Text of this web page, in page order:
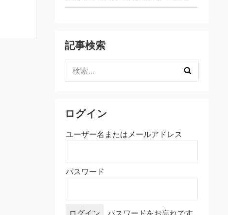
記事検索
索:
ログイン
ユーザー名またはメールアドレス
パスワード